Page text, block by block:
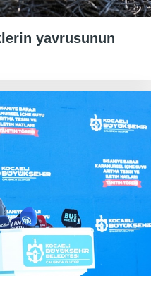
yavrusunun